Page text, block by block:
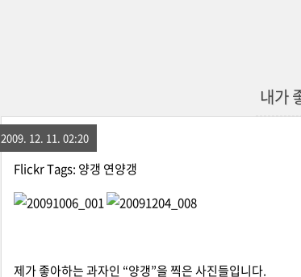
내가
2009. 12. 11. 02:20
Flickr Tags: 양갱 연양갱
제가 좋아하는 과자인 “양갱”을 찍은 사진들입니다.